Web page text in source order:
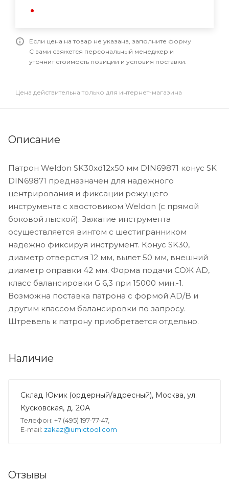
Если цена на товар не указана, заполните форму
С вами свяжется персональный менеджер и
уточнит стоимость позиции и условия поставки.
Цена действительна только для интернет-магазина
Описание
Патрон Weldon SK30xd12x50 мм DIN69871 конус SK
DIN69871 предназначен для надежного
центрирования и фиксации режущего
инструмента с хвостовиком Weldon (с прямой
боковой лыской). Зажатие инструмента
осуществляется винтом с шестигранником
надежно фиксируя инструмент. Конус SK30,
диаметр отверстия 12 мм, вылет 50 мм, внешний
диаметр оправки 42 мм. Форма подачи СОЖ AD,
класс балансировки G 6,3 при 15000 мин.-1.
Возможна поставка патрона с формой AD/B и
другим классом балансировки по запросу.
Штревель к патрону приобретается отдельно.
Наличие
Склад Юмик (ордерный/адресный), Москва, ул.
Кусковская, д. 20А
Телефон: +7 (495) 197-77-47,
E-mail: zakaz@umictool.com
Отзывы